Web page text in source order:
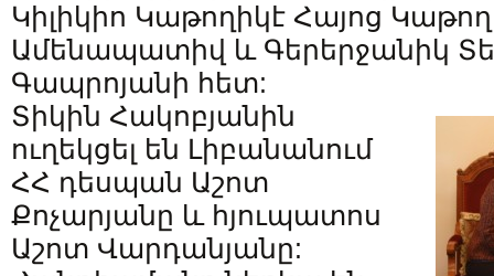
Կիլիկիո Կաթողիկէ Հայոց
Ամենապատիվ և Գերերջանիկ
Գապրոյանի հետ:
Տիկին Հակոբյանին
ուղեկցել են Լիբանանում
ՀՀ դեսպան Աշոտ
Քոչարյանը և հյուպատոս
Աշոտ Վարդանյանը: